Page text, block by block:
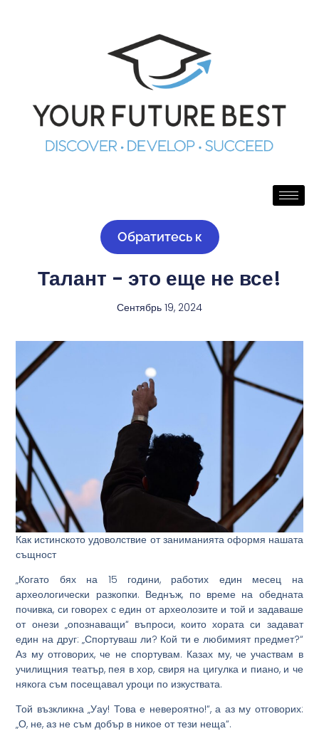
Обратитесь к
Талант - это еще не все!
Сентябрь 19, 2024
Как истинското удоволствие от заниманията оформя нашата
същност
„Когато бях на 15 години, работих един месец на
археологически разкопки. Веднъж, по време на обедната
почивка, си говорех с един от археолозите и той и задаваше
от онези „опознаващи“ въпроси, които хората си задават
един на друг: „Спортуваш ли? Кой ти е любимият предмет?“
Аз му отговорих, че не спортувам. Казах му, че участвам в
училищния театър, пея в хор, свиря на цигулка и пиано, и че
някога съм посещавал уроци по изкуствата.
Той възкликна „Уау! Това е невероятно!“, а аз му отговорих:
„О, не, аз не съм добър в никое от тези неща“.